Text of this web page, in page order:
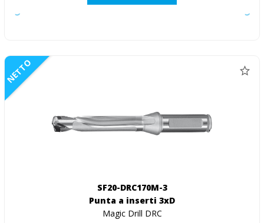
NETTO
SF20-DRC170M-3
Punta a inserti 3xD
Magic Drill DRC